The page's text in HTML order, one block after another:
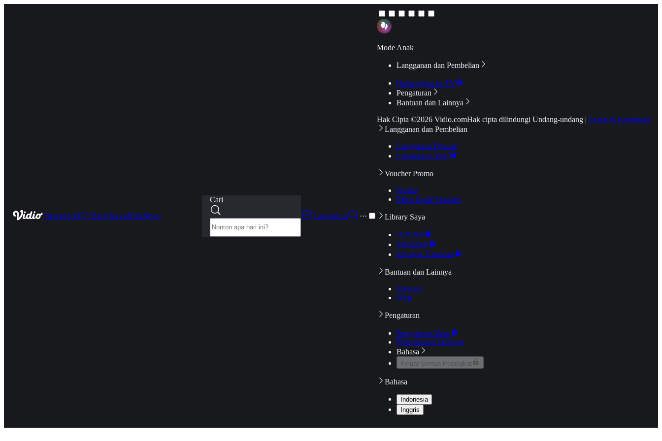
HomeLiveTV ShowSportsKidsNews
Cari
Langganan
···
Mode Anak
Langganan dan Pembelian
Hubungkan ke TV
Pengaturan
Bantuan dan Lainnya
Hak Cipta ©2026 Vidio.comHak cipta dilindungi Undang-undang | Syarat & Ketentuan
Langganan dan Pembelian
Langganan Premier
Langganan Aktif
Voucher Promo
Promo
Pakai Kode Voucher
Library Saya
Daftarku
Mengikuti
Riwayat Tontonan
Bantuan dan Lainnya
Bantuan
Blog
Pengaturan
Pengaturan Akun
Pemeriksaan Jaringan
Bahasa
Keluar Semua Perangkat
Bahasa
Indonesia
Inggris